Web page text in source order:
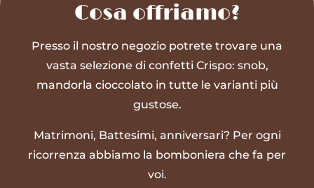
Cosa offriamo?
Presso il nostro negozio potrete trovare una
vasta selezione di confetti Crispo: snob,
mandorla cioccolato in tutte le varianti più
gustose.
Matrimoni, Battesimi, anniversari? Per ogni
ricorrenza abbiamo la bomboniera che fa per
voi.